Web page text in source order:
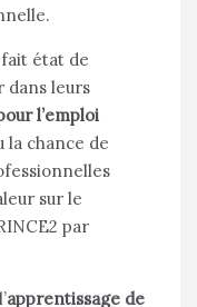
état de
dans leurs
l’emploi
la chance de
sur le
par
apprentissage de